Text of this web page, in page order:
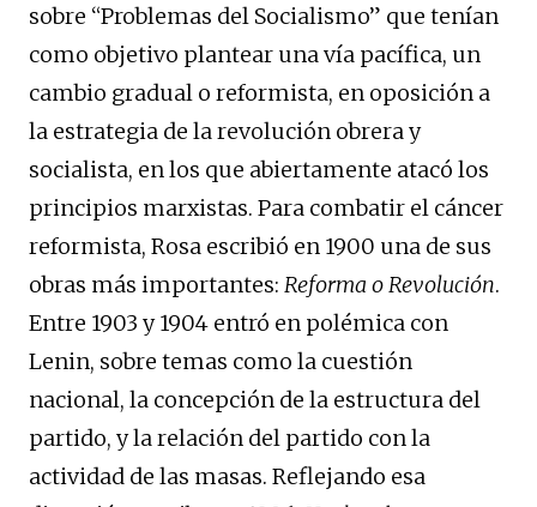
sobre “Problemas del Socialismo” que tenían
como objetivo plantear una vía pacífica, un
cambio gradual o reformista, en oposición a
la estrategia de la revolución obrera y
socialista, en los que abiertamente atacó los
principios marxistas. Para combatir el cáncer
reformista, Rosa escribió en 1900 una de sus
obras más importantes: Reforma o Revolución.
Entre 1903 y 1904 entró en polémica con
Lenin, sobre temas como la cuestión
nacional, la concepción de la estructura del
partido, y la relación del partido con la
actividad de las masas. Reflejando esa